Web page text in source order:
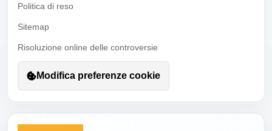
Politica di reso
Sitemap
Risoluzione online delle controversie
Modifica preferenze cookie